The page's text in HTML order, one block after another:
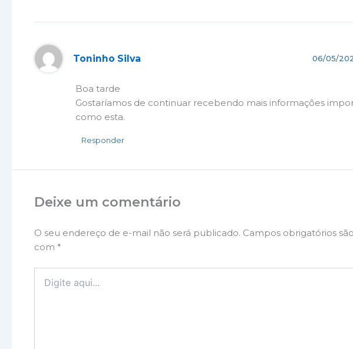
Toninho Silva 06/05/
Boa tarde
Gostaríamos de continuar recebendo mais informações
como esta.
Responder
Deixe um comentário
O seu endereço de e-mail não será publicado. Campos obrigatórios
com *
aqui...